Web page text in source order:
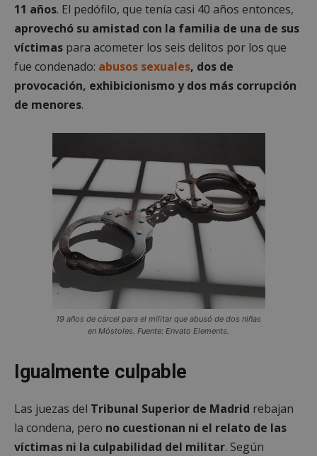
11 años. El pedófilo, que tenía casi 40 años entonces,
aprovechó su amistad con la familia de una de sus
víctimas para acometer los seis delitos por los que
fue condenado: abusos sexuales, dos de
provocación, exhibicionismo y dos más corrupción
de menores.
19 años de cárcel para el militar que abusó de dos niñas
en Móstoles. Fuente: Envato Elements.
Igualmente culpable
Las juezas del Tribunal Superior de Madrid rebajan
la condena, pero no cuestionan ni el relato de las
víctimas ni la culpabilidad del militar. Según